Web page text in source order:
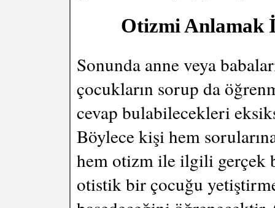
Otizmi Anlamak
Sonunda anne veya
çocukların sorup da
cevap bulabilecekleri
Böylece kişi hem
hem otizm ile ilgili gerçek
otistik bir çocuğu